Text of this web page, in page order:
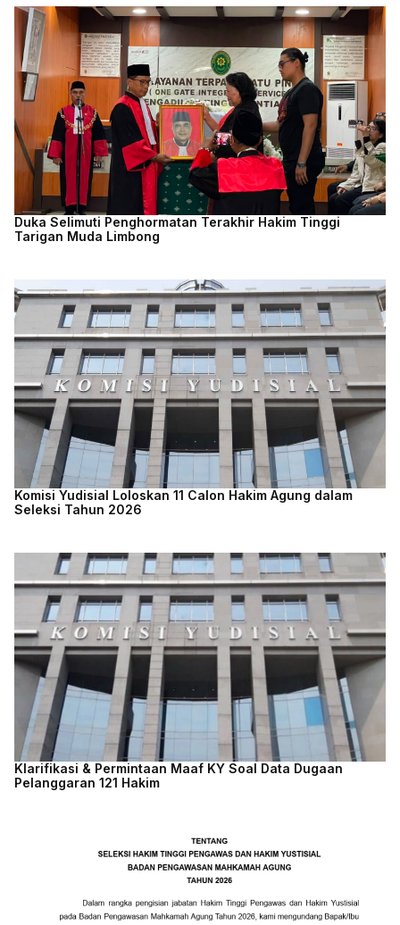
Duka Selimuti Penghormatan Terakhir Hakim Tinggi
Tarigan Muda Limbong
Komisi Yudisial Loloskan 11 Calon Hakim Agung dalam
Seleksi Tahun 2026
Klarifikasi & Permintaan Maaf KY Soal Data Dugaan
Pelanggaran 121 Hakim